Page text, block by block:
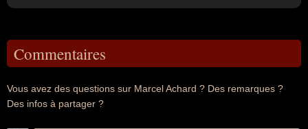
Commentaires
Vous avez des questions sur Marcel Achard ? Des remarques ?
Des infos à partager ?